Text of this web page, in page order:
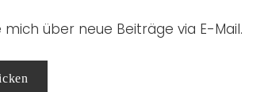
über neue Beiträge via E-Mail.